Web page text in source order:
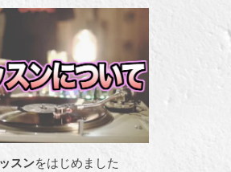
スンをはじめました